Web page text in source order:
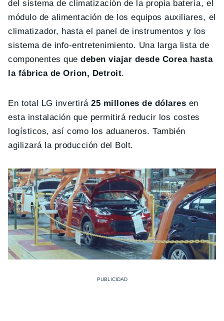
del sistema de climatización de la propia batería, el
módulo de alimentación de los equipos auxiliares, el
climatizador, hasta el panel de instrumentos y los
sistema de info-entretenimiento. Una larga lista de
componentes quedeben viajar desde Corea hasta
la fábrica de Orion, Detroit.
En total LG invertirá25 millones de dólares en
esta instalación que permitirá reducir los costes
logísticos, así como los aduaneros. También
agilizará la producción del Bolt.